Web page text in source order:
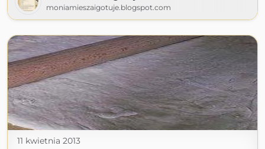
moniamieszaigotuje.blogspot.com
11 kwietnia 2013